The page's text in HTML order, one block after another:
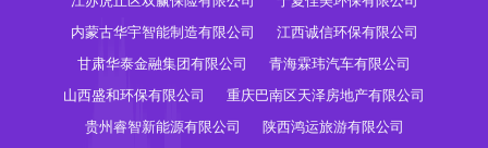
内蒙古华宇智能制造有限公司
江西诚信环保有限公司
甘肃华泰金融集团有限公司
青海霖玮汽车有限公司
山西盛和环保有限公司
重庆巴南区天泽房地产有限公司
贵州睿智新能源有限公司
陕西鸿运旅游有限公司